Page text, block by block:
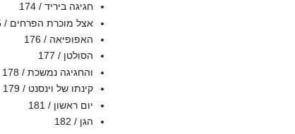
חגיגה ביריד / 174
אצל מוכרת הפרחים / 175
האפופיאה / 176
הסולטן / 177
והחגיגה נמשכת / 178
קינתו של וינסנט / 179
יום ראשון / 181
הגן / 182